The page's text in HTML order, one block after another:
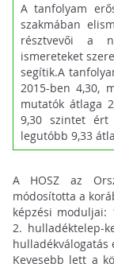
A tanfolyam
szakmában
résztvevői a
ismereteket
segítik.A
2015-ben 4,30,
mutatók átlaga
9,30 szintet
legutóbb 9,33
A HOSZ az
módosította a
képzési moduljai:
2. hulladéktelep-
hulladékválogatás
Kevesebb lett a